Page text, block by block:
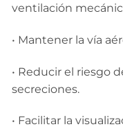
ventilación
• Mantener la vía
• Reducir el riesgo
secreciones.
• Facilitar la